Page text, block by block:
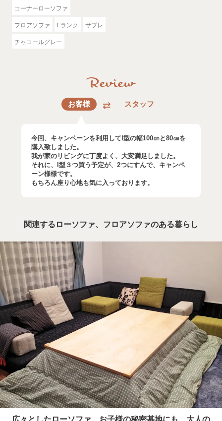
コーナーローソファ
フロアソファ Fランク サブレ
チャコールグレー
お客様 スタッフ
今回、キャンペーンを利用してI型の幅100㎝と80㎝を
購入致しました。
我が家のリビングに丁度よく、大変満足しました。
それに、I型３つ買う予定が、2つにすんで、キャンペ
ーン様様です。
もちろん座り心地も気に入っております。
関連するローソファ、フロアソファのある暮らし